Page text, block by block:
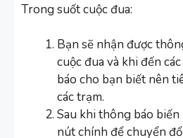
Trong suốt cuộc đua:
Bạn sẽ nhận được
cuộc đua và khi đến
báo cho bạn biết nên
các trạm.
Sau khi thông báo
nút chính để chuyển